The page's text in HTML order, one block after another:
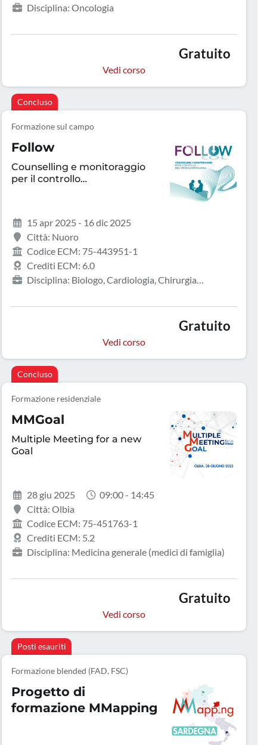
Disciplina: Oncologia
Gratuito
Vedi corso
Concluso
Formazione sul campo
Follow
Counselling e monitoraggio
per il controllo
15 apr 2025 - 16 dic 2025
Città: Nuoro
Codice ECM: 75-443951-1
Crediti ECM: 6.0
Disciplina: Biologo, Cardiologia, Chirurgia
Medicina interna, Neurologia
Gratuito
Vedi corso
Concluso
Formazione residenziale
MMGoal
Multiple Meeting for a new
Goal
28 giu 2025
09:00 - 14:45
Città: Olbia
Codice ECM: 75-451763-1
Crediti ECM: 5.2
Disciplina: Medicina generale (medici di famiglia)
Gratuito
Vedi corso
Posti esauriti
Formazione blended (FAD, FSC)
Progetto di
formazione MMapping